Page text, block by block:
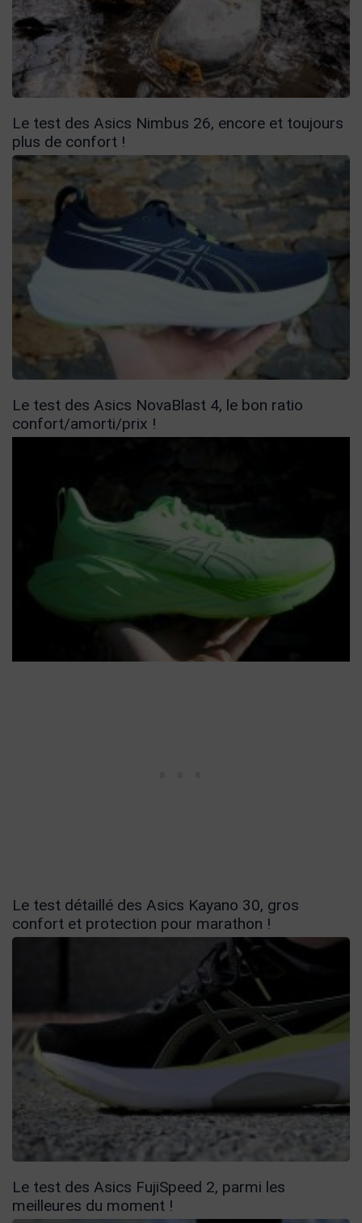
Le test des Asics Nimbus 26, encore et toujours
plus de confort !
Le test des Asics NovaBlast 4, le bon ratio
confort/amorti/prix !
Le test détaillé des Asics Kayano 30, gros
confort et protection pour marathon !
Le test des Asics FujiSpeed 2, parmi les
meilleures du moment !